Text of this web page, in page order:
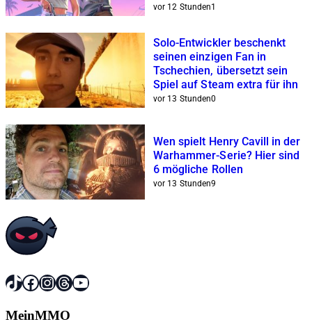
vor 12 Stunden1
Solo-Entwickler beschenkt
seinen einzigen Fan in
Tschechien, übersetzt sein
Spiel auf Steam extra für ihn
vor 13 Stunden0
Wen spielt Henry Cavill in der
Warhammer-Serie? Hier sind
6 mögliche Rollen
vor 13 Stunden9
TikTok
Facebook
Instagram
Threads
YouTube
MeinMMO